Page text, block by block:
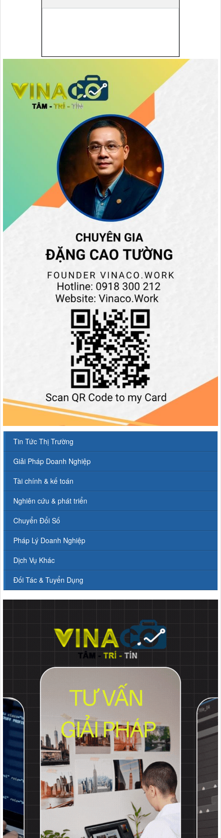
Tin Tức Thị Trường
Giải Pháp Doanh Nghiệp
Tài chính & kế toán
Nghiên cứu & phát triển
Chuyển Đổi Số
Pháp Lý Doanh Nghiệp
Dịch Vụ Khác
Đối Tác & Tuyển Dụng